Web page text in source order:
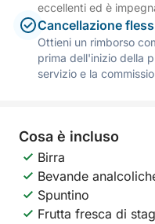
eccellenti ed è
Cancellazione
Ottieni un rimborso
prima dell'inizio della
servizio e la
Cosa è incluso
Birra
Bevande
Spuntino
Frutta fresca di